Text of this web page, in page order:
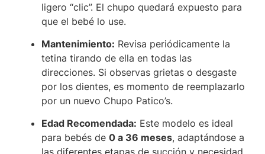
ligero “clic”. El chupo quedará expuesto para
que el bebé lo use.
Mantenimiento: Revisa periódicamente la
tetina tirando de ella en todas las
direcciones. Si observas grietas o desgaste
por los dientes, es momento de reemplazarlo
por un nuevo Chupo Patico’s.
Edad Recomendada: Este modelo es ideal
para bebés de 0 a 36 meses, adaptándose a